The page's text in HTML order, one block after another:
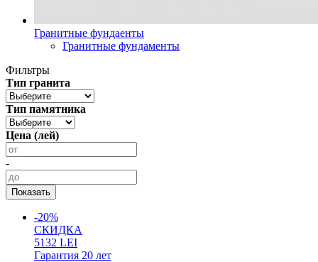
Гранитные фундаенты
Гранитные фундаменты
Фильтры
Тип гранита
Тип памятника
Цена (лей)
-
-20%
СКИДКА
5132 LEI
Гарантия 20 лет